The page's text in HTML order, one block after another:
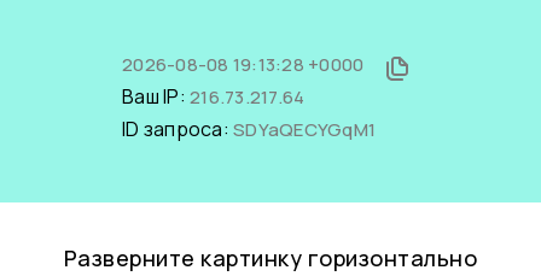
2026-08-08 19:13:28 +0000
Ваш IP: 216.73.217.64
ID запроса: SDYaQECYGqM1
Разверните картинку горизонтально